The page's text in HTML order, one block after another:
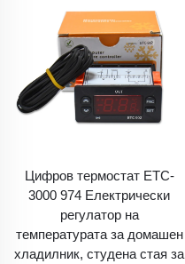
Цифров термостат ETC-
3000 974 Електрически
регулатор на
температурата за домашен
хладилник, студена стая за